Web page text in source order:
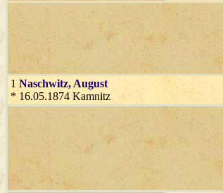
1 Naschwitz, August
* 16.05.1874 Kamnitz